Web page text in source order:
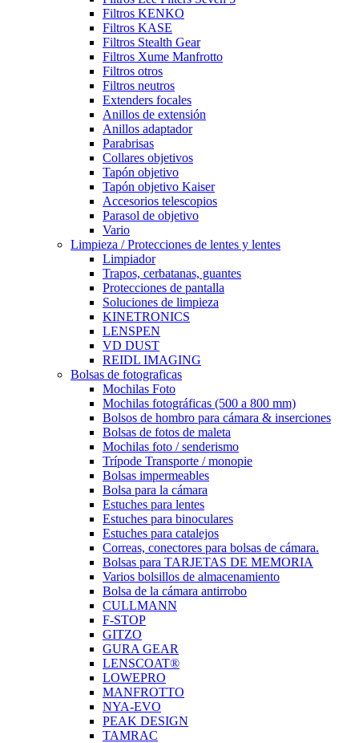
Filtros KENKO
Filtros KASE
Filtros Stealth Gear
Filtros Xume Manfrotto
Filtros otros
Filtros neutros
Extenders focales
Anillos de extensión
Anillos adaptador
Parabrisas
Collares objetivos
Tapón objetivo
Tapón objetivo Kaiser
Accesorios telescopios
Parasol de objetivo
Vario
Limpieza / Protecciones de lentes y lentes
Limpiador
Trapos, cerbatanas, guantes
Protecciones de pantalla
Soluciones de limpieza
KINETRONICS
LENSPEN
VD DUST
REIDL IMAGING
Bolsas de fotograficas
Mochilas Foto
Mochilas fotográficas (500 a 800 mm)
Bolsos de hombro para cámara & inserciones
Bolsas de fotos de maleta
Mochilas foto / senderismo
Trípode Transporte / monopie
Bolsas impermeables
Bolsa para la cámara
Estuches para lentes
Estuches para binoculares
Estuches para catalejos
Correas, conectores para bolsas de cámara.
Bolsas para TARJETAS DE MEMORIA
Varios bolsillos de almacenamiento
Bolsa de la cámara antirrobo
CULLMANN
F-STOP
GITZO
GURA GEAR
LENSCOAT®
LOWEPRO
MANFROTTO
NYA-EVO
PEAK DESIGN
TAMRAC